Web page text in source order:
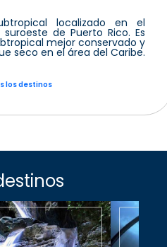
localizado en el
de Puerto Rico. Es
mejor conservado y
seco en el área del Caribe.
los destinos